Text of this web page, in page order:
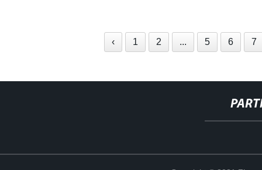
‹ 1 2 ... 5 6 7